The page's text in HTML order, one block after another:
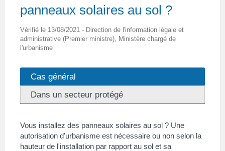
panneaux solaires au sol ?
Vérifié le 13/08/2021 - Direction de l'information légale et
administrative (Premier ministre), Ministère chargé de
l'urbanisme
Cas général
Dans un secteur protégé
Vous installez des panneaux solaires au sol ? Une
autorisation d'urbanisme est nécessaire ou non selon la
hauteur de l'installation par rapport au sol et sa